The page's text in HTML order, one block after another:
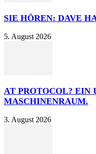
SIE HÖREN: DAVE
5. August 2026
AT PROTOCOL? EIN
MASCHINENRAUM.
3. August 2026